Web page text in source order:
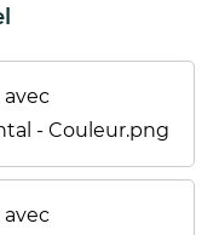
- Couleur.png